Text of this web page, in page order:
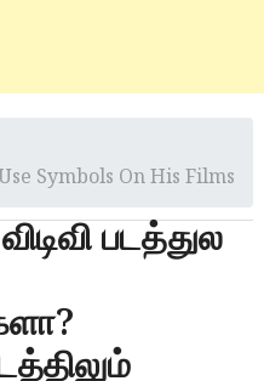
Symbols On His Films
படத்துல